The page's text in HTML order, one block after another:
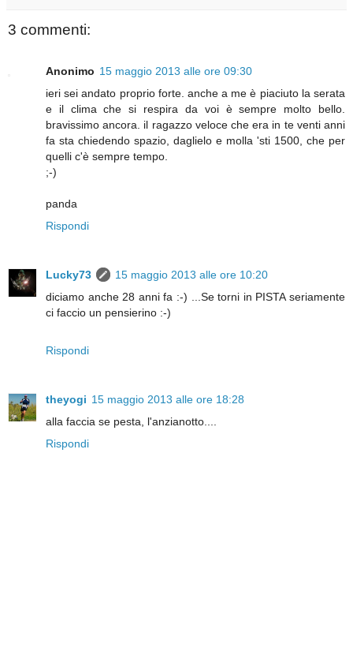
3 commenti:
Anonimo 15 maggio 2013 alle ore 09:30
ieri sei andato proprio forte. anche a me è piaciuto la serata
e il clima che si respira da voi è sempre molto bello.
bravissimo ancora. il ragazzo veloce che era in te venti anni
fa sta chiedendo spazio, daglielo e molla 'sti 1500, che per
quelli c'è sempre tempo.
;-)
panda
Rispondi
Lucky73
15 maggio 2013 alle ore 10:20
diciamo anche 28 anni fa :-) ...Se torni in PISTA seriamente
ci faccio un pensierino :-)
Rispondi
theyogi 15 maggio 2013 alle ore 18:28
alla faccia se pesta, l'anzianotto....
Rispondi